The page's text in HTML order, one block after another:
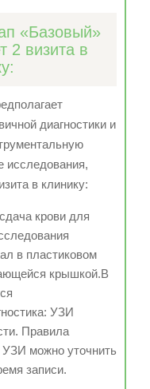
«Базовый»
2 визита в
диагностики и
исследования,
в клинику:
крови для
в пластиковом
крышкой.В
УЗИ
Правила
УЗИ можно уточнить
записи.